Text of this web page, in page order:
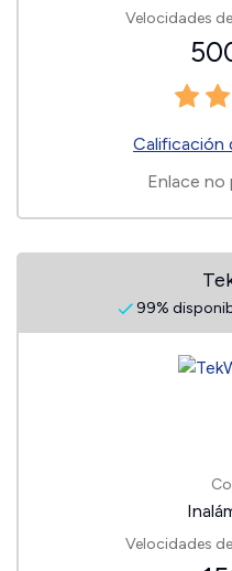
Velocidades
Calificación
Enlace
99%
Velocidades